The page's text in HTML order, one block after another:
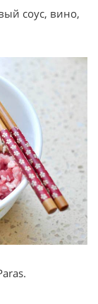
соус, вино,